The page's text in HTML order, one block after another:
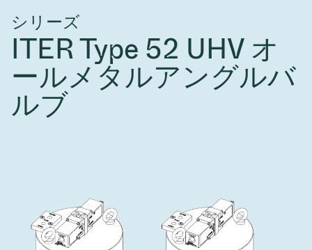
9月 17, 2026 イベント情報
Semicon India 2026で精密技術を追求
し、進歩を支えます。
9月 2,
真空アイソレーションバルブ
真空ゲートバルブ
真空アングルバルブ、インラインバルブ、シリンダーバル
ブ
圧力リリーフ／ベントバルブ
ガス封入弁
VATエッジ溶接メタルベローズ
真空モジュール
基板搬送
サブファブシステム
ディスプレイ製造
スパッタリング
薄膜封止(CVD)
OLED 蒸着
OLEDのインクジェット印刷
サブファブシステム
科学機器と医学
コーティング
真空輸送
バッテリー製造
結晶成長
医薬品の凍結乾燥
サブファブシステム
高エネルギー物理学
あなたのアプリケーション
製品サービス
スペアパーツ
標準修理サービス
固定価格修理サービス
企業責任
インベストリレーションズ
Presentations
Shares and debt
コーポレートガバナンス
Analyst coverage
Contact for investors
Glossary
シリーズ
ITER Type 52 UHV オ
ールメタルアングルバ
ルブ